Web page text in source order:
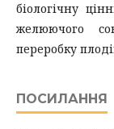
біологічну
желюючого
переробку
ПОСИЛАННЯ